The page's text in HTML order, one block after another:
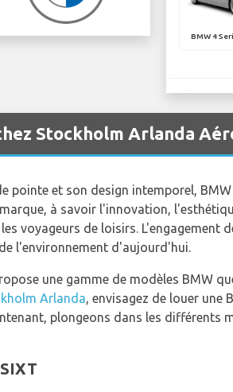
BMW 4
Stockholm Arlanda
pointe et son design intemporel,
à savoir l'innovation,
voyageurs de loisirs. L'engagement
l'environnement d'aujourd'hui.
une gamme de modèles BMW
Arlanda, envisagez de louer une
plongeons dans les différents